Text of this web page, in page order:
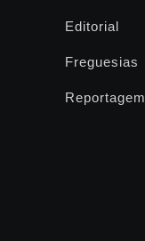
Editorial
Freguesias
Reportagem